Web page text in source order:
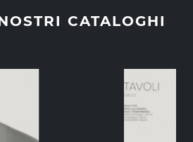
CATALOGHI